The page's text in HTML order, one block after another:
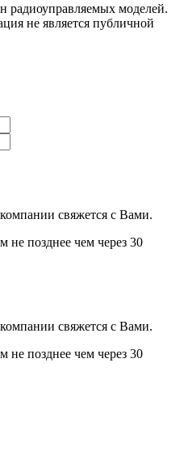
радиоуправляемых моделей.
не является публичной
свяжется с Вами.
не позднее чем через 30
свяжется с Вами.
не позднее чем через 30